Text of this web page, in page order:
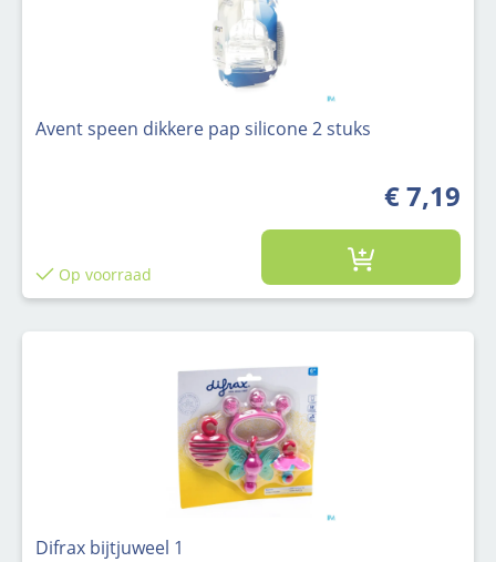
Avent speen dikkere pap silicone 2 stuks
€ 7,19
Op voorraad
Difrax bijtjuweel 1